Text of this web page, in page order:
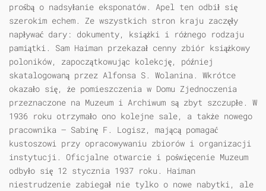
prośbą o nadsyłanie eksponatów. Apel ten odbił się
szerokim echem. Ze wszystkich stron kraju zaczęły
napływać dary: dokumenty, książki i różnego rodzaju
pamiątki. Sam Haiman przekazał cenny zbiór książkowy
poloników, zapoczątkowując kolekcję, później
skatalogowaną przez Alfonsa S. Wolanina. Wkrótce
okazało się, że pomieszczenia w Domu Zjednoczenia
przeznaczone na Muzeum i Archiwum są zbyt szczupłe. W
1936 roku otrzymało ono kolejne sale, a także nowego
pracownika – Sabinę F. Logisz, mającą pomagać
kustoszowi przy opracowywaniu zbiorów i organizacji
instytucji. Oficjalne otwarcie i poświęcenie Muzeum
odbyło się 12 stycznia 1937 roku. Haiman
niestrudzenie zabiegał nie tylko o nowe nabytki, ale